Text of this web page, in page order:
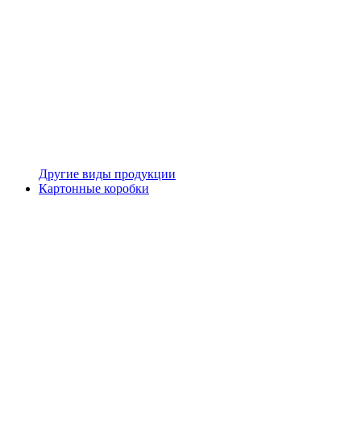
Другие виды продукции
Картонные коробки